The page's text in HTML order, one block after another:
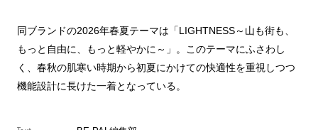
同ブランドの2026年春夏テーマは「LIGHTNESS～山も街も、
もっと自由に、もっと軽やかに～」。このテーマにふさわし
く、春秋の肌寒い時期から初夏にかけての快適性を重視しつつ
機能設計に長けた一着となっている。